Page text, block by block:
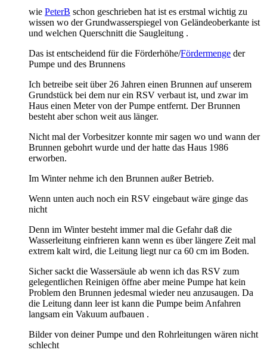
wie PeterB schon geschrieben hat ist es erstmal wichtig zu
wissen wo der Grundwasserspiegel von Geländeoberkante ist
und welchen Querschnitt die Saugleitung .
Das ist entscheidend für die Förderhöhe/Fördermenge der
Pumpe und des Brunnens
Ich betreibe seit über 26 Jahren einen Brunnen auf unserem
Grundstück bei dem nur ein RSV verbaut ist, und zwar im
Haus einen Meter von der Pumpe entfernt. Der Brunnen
besteht aber schon weit aus länger.
Nicht mal der Vorbesitzer konnte mir sagen wo und wann der
Brunnen gebohrt wurde und der hatte das Haus 1986
erworben.
Im Winter nehme ich den Brunnen außer Betrieb.
Wenn unten auch noch ein RSV eingebaut wäre ginge das
nicht
Denn im Winter besteht immer mal die Gefahr daß die
Wasserleitung einfrieren kann wenn es über längere Zeit mal
extrem kalt wird, die Leitung liegt nur ca 60 cm im Boden.
Sicher sackt die Wassersäule ab wenn ich das RSV zum
gelegentlichen Reinigen öffne aber meine Pumpe hat kein
Problem den Brunnen jedesmal wieder neu anzusaugen. Da
die Leitung dann leer ist kann die Pumpe beim Anfahren
langsam ein Vakuum aufbauen .
Bilder von deiner Pumpe und den Rohrleitungen wären nicht
schlecht